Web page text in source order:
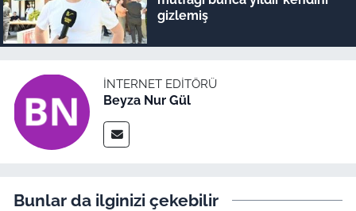
gizlemiş
İNTERNET EDITÖRÜ
Beyza Nur Gül
Bunlar da ilginizi çekebilir